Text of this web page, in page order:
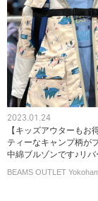
2023.01.24
【キッズアウターもお
ティーなキャンプ柄が
中綿ブルゾンです♪リ
BEAMS OUTLET